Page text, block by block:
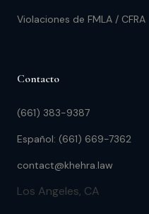
Violaciones de FMLA / CFRA
Contacto
(661) 383-9387
Español: (661) 669-7362
contact@khehra.law
Los Angeles, CA